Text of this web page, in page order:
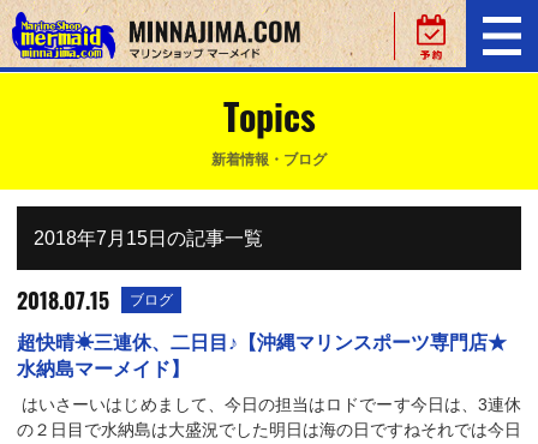
Topics
新着情報・ブログ
2018年7月15日の記事一覧
2018.07.15 ブログ
超快晴☀三連休、二日目♪【沖縄マリンスポーツ専門店★
水納島マーメイド】
はいさーいはじめまして、今日の担当はロドでーす今日は、3連休
の２日目で水納島は大盛況でした明日は海の日ですねそれでは今日